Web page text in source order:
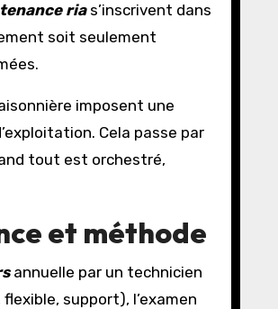
rias’inscrivent dans
soit seulement
imposent une
Cela passe par
tout est orchestré,
et méthode
annuelle par un technicien
support), l’examen